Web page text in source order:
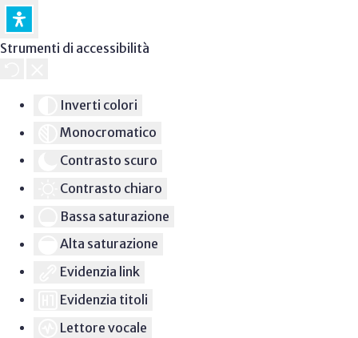
Strumenti di accessibilità
Inverti colori
Monocromatico
Contrasto scuro
Contrasto chiaro
Bassa saturazione
Alta saturazione
Evidenzia link
Evidenzia titoli
Lettore vocale